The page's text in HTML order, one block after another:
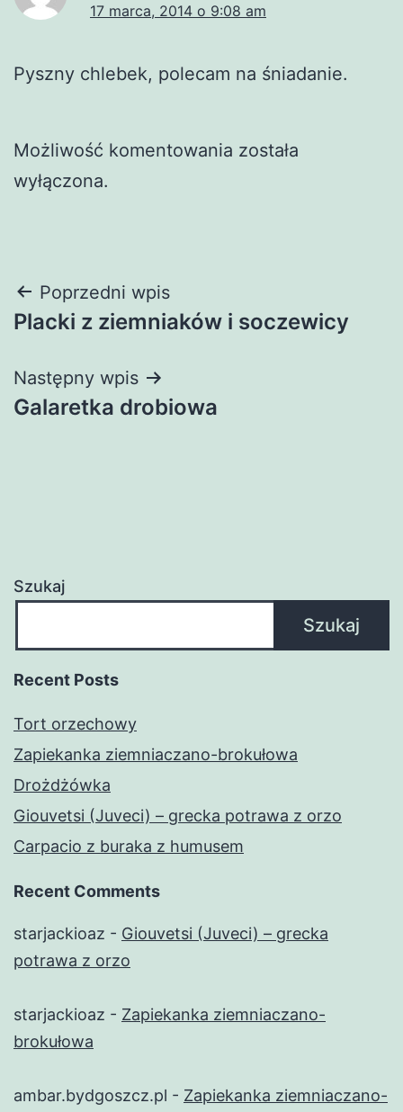
17 marca, 2014 o 9:08 am
Pyszny chlebek, polecam na śniadanie.
Możliwość komentowania została
wyłączona.
Nawigacja
wpisu
Poprzedni wpis
Placki z ziemniaków i soczewicy
Następny wpis
Galaretka drobiowa
Szukaj
Szukaj
Recent Posts
Tort orzechowy
Zapiekanka ziemniaczano-brokułowa
Drożdżówka
Giouvetsi (Juveci) – grecka potrawa z orzo
Carpacio z buraka z humusem
Recent Comments
starjackioaz - Giouvetsi (Juveci) – grecka
potrawa z orzo
starjackioaz - Zapiekanka ziemniaczano-
brokułowa
ambar.bydgoszcz.pl - Zapiekanka ziemniaczano-